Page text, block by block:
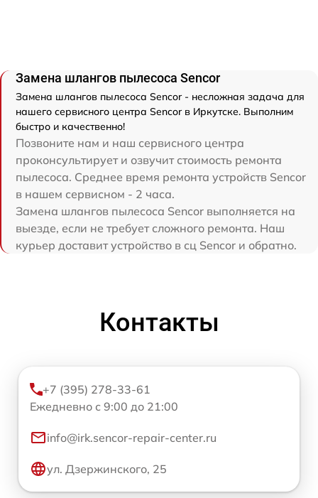
Замена шлангов пылесоса Sencor
Замена шлангов пылесоса Sencor - несложная задача для
нашего сервисного центра Sencor в Иркутске. Выполним
быстро и качественно!
Позвоните нам и наш сервисного центра
проконсультирует и озвучит стоимость ремонта
пылесоса. Среднее время ремонта устройств Sencor
в нашем сервисном - 2 часа.
Замена шлангов пылесоса Sencor выполняется на
выезде, если не требует сложного ремонта. Наш
курьер доставит устройство в сц Sencor и обратно.
Контакты
+7 (395) 278-33-61
Ежедневно с 9:00 до 21:00
info@irk.sencor-repair-center.ru
ул. Дзержинского, 25